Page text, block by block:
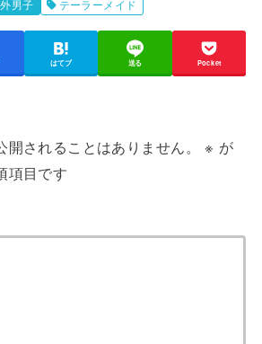
男子 テーラーメイド
はてブ 送る Pocket
開されることはありません。 ※ が
項目です